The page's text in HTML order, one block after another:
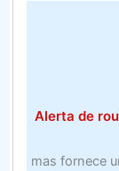
Alerta de
mas fornece